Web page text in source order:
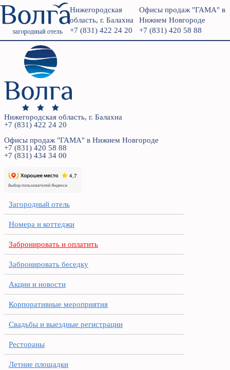
Нижегородская
область, г. Балахна
+7 (831) 422 24 20
Офисы продаж "ГАМА" в
Нижнем Новгороде
+7 (831) 420 58 88
Нижегородская область, г. Балахна
+7 (831) 422 24 20
Офисы продаж "ГАМА" в Нижнем Новгороде
+7 (831) 420 58 88
+7 (831) 434 34 00
Загородный отель
Номера и коттеджи
Забронировать и оплатить
Забронировать беседку
Акции и новости
Корпоративные мероприятия
Свадьбы и выездные регистрации
Рестораны
Летние площадки